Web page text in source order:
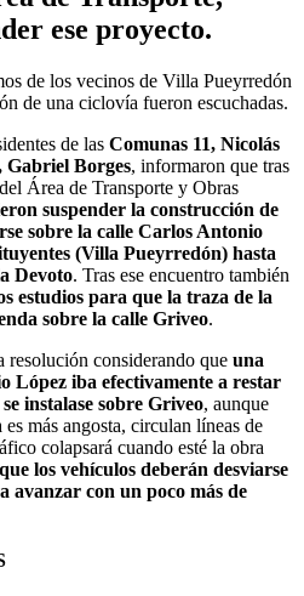
ese proyecto.
de los vecinos de Villa Pueyrredón
de una ciclovía fueron escuchadas.
de las Comunas 11, Nicolás
Gabriel Borges, informaron que tras
Área de Transporte y Obras
suspender la construcción de
sobre la calle Carlos Antonio
(Villa Pueyrredón) hasta
Devoto. Tras ese encuentro también
estudios para que la traza de la
sobre la calle Griveo.
resolución considerando que una
López iba efectivamente a restar
instalase sobre Griveo, aunque
más angosta, circulan líneas de
colapsará cuando esté la obra
los vehículos deberán desviarse
avanzar con un poco más de